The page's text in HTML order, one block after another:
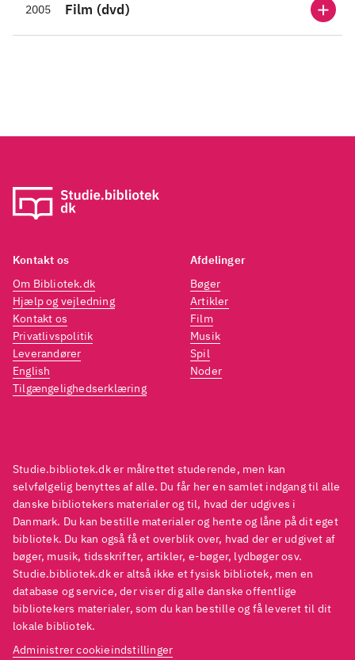
2005 Film (dvd)
Studie.bibliotek.dk er målrettet studerende, men kan
selvfølgelig benyttes af alle. Du får her en samlet indgang til alle
danske bibliotekers materialer og til, hvad der udgives i
Danmark. Du kan bestille materialer og hente og låne på dit eget
bibliotek. Du kan også få et overblik over, hvad der er udgivet af
bøger, musik, tidsskrifter, artikler, e-bøger, lydbøger osv.
Studie.bibliotek.dk er altså ikke et fysisk bibliotek, men en
database og service, der viser dig alle danske offentlige
bibliotekers materialer, som du kan bestille og få leveret til dit
lokale bibliotek.
Administrer cookieindstillinger
Kontakt os
Om Bibliotek.dk
Hjælp og vejledning
Kontakt os
Privatlivspolitik
Leverandører
English
Tilgængelighedserklæring
Afdelinger
Bøger
Artikler
Film
Musik
Spil
Noder